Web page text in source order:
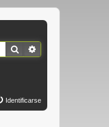
Buscar
Identificarse